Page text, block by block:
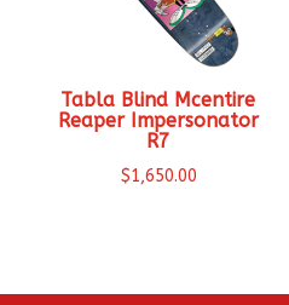
Tabla Blind Mcentire
Reaper Impersonator
R7
$1,650.00